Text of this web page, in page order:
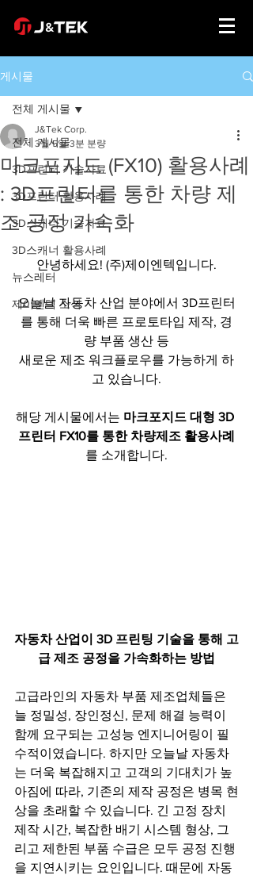
게시물
전체 게시물
3D프린터 기술자료
3D프린터 활용사례
3D스캐너 기술자료
3D스캐너 활용사례
뉴스레터
제이엔텍 소식
전체 게시물
마크포지드 (FX10) 활용사례
: 3D프린터를 통한 차량 제
조 공정 가속화
J&Tek Corp.
3월 5일 3분 분량
안녕하세요! (주)제이엔텍입니다.
오늘날 자동차 산업 분야에서 3D프린터
를 통해 더욱 빠른 프로토타입 제작, 경
량 부품 생산 등
새로운 제조 워크플로우를 가능하게 하
고 있습니다.
해당 게시물에서는 마크포지드 대형 3D
프린터 FX10를 통한 차량제조 활용사례
를 소개합니다.
자동차 산업이 3D 프린팅 기술을 통해 고
급 제조 공정을 가속화하는 방법
고급라인의 자동차 부품 제조업체들은
늘 정밀성, 장인정신, 문제 해결 능력이
함께 요구되는 고성능 엔지니어링이 필
수적이였습니다. 하지만 오늘날 자동차
는 더욱 복잡해지고 고객의 기대치가 높
아짐에 따라, 기존의 제작 공정은 병목 현
상을 초래할 수 있습니다. 긴 고정 장치
제작 시간, 복잡한 배기 시스템 형상, 그
리고 제한된 부품 수급은 모두 공정 진행
을 지연시키는 요인입니다. 때문에 자동